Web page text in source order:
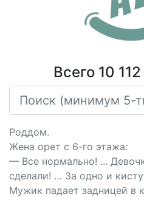
Всего 10
Роддом.
Жена орет с 6-го этажа:
— Все нормально! ...
сделали! … За одно и кисту
Мужик падает задницей в